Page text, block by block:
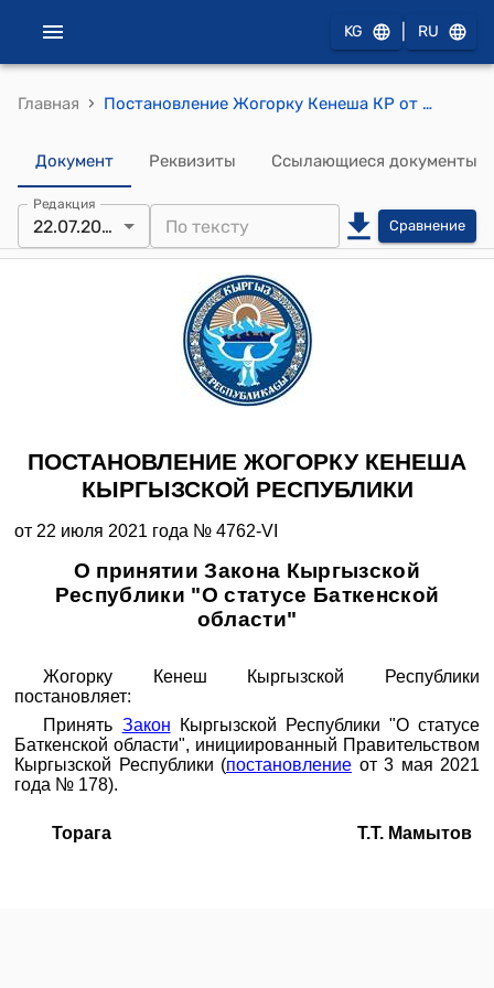
KG RU
Главная › Постановление Жогорку Кенеша КР от 22 июля 2021 года № 4762-VI "О принятии Закона Кыргызской Республики "О статусе Баткенской области"
Документ Реквизиты Ссылающиеся документы
Редакция
22.07.2021 Сравнение